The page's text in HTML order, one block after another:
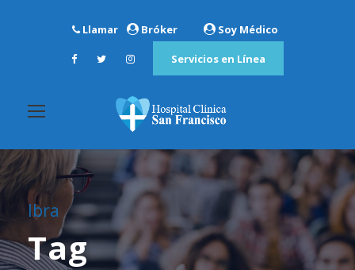
Llamar Bróker Soy Médico
Servicios en Línea
Ibra
Tag